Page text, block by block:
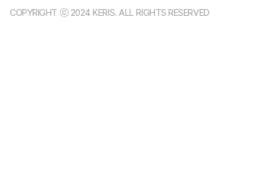
COPYRIGHT ⓒ 2024 KERIS. ALL RIGHTS RESERVED